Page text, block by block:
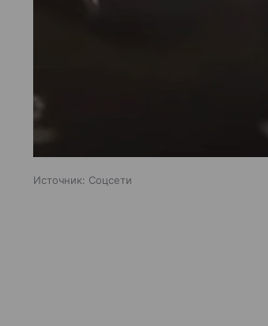
Источник: Соцсети